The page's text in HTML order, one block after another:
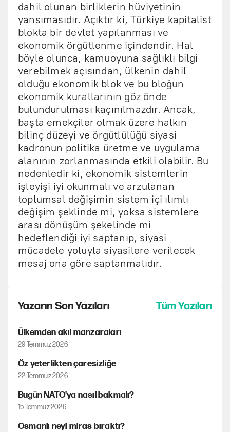
dahil olunan birliklerin hüviyetinin
yansımasıdır. Açıktır ki, Türkiye kapitalist
blokta bir devlet yapılanması ve
ekonomik örgütlenme içindendir. Hal
böyle olunca, kamuoyuna sağlıklı bilgi
verebilmek açısından, ülkenin dahil
olduğu ekonomik blok ve bu bloğun
ekonomik kurallarının göz önde
bulundurulması kaçınılmazdır. Ancak,
başta emekçiler olmak üzere halkın
bilinç düzeyi ve örgütlülüğü siyasi
kadronun politika üretme ve uygulama
alanının zorlanmasında etkili olabilir. Bu
nedenledir ki, ekonomik sistemlerin
işleyişi iyi okunmalı ve arzulanan
toplumsal değişimin sistem içi ılımlı
değişim şeklinde mi, yoksa sistemlere
arası dönüşüm şekelinde mi
hedeflendiği iyi saptanıp, siyasi
mücadele yoluyla siyasilere verilecek
mesaj ona göre saptanmalıdır.
Yazarın Son Yazıları Tüm Yazıları
Ülkemden akıl manzaraları
29 Temmuz 2026
Öz yeterlikten çaresizliğe
22 Temmuz 2026
Bugün NATO'ya nasıl bakmalı?
15 Temmuz 2026
Osmanlı neyi miras bıraktı?